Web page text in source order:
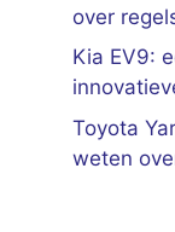
over
Kia EV9:
Toyota
weten